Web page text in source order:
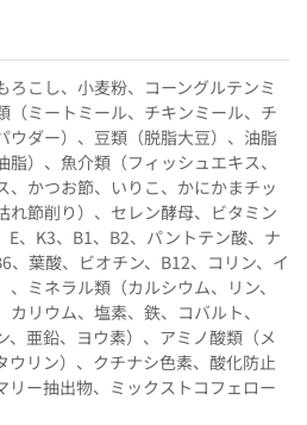
ろこし、小麦粉、コーングルテンミ
（ミートミール、チキンミール、チ
ウダー）、豆類（脱脂大豆）、油脂
脂）、魚介類（フィッシュエキス、
、かつお節、いりこ、かにかまチッ
れ節削り）、セレン酵母、ビタミン
E、K3、B1、B2、パントテン酸、ナ
、葉酸、ビオチン、B12、コリン、イ
、ミネラル類（カルシウム、リン、
カリウム、塩素、鉄、コバルト、
、亜鉛、ヨウ素）、アミノ酸類（メ
ウリン）、クチナシ色素、酸化防止
リー抽出物、ミックストコフェロー